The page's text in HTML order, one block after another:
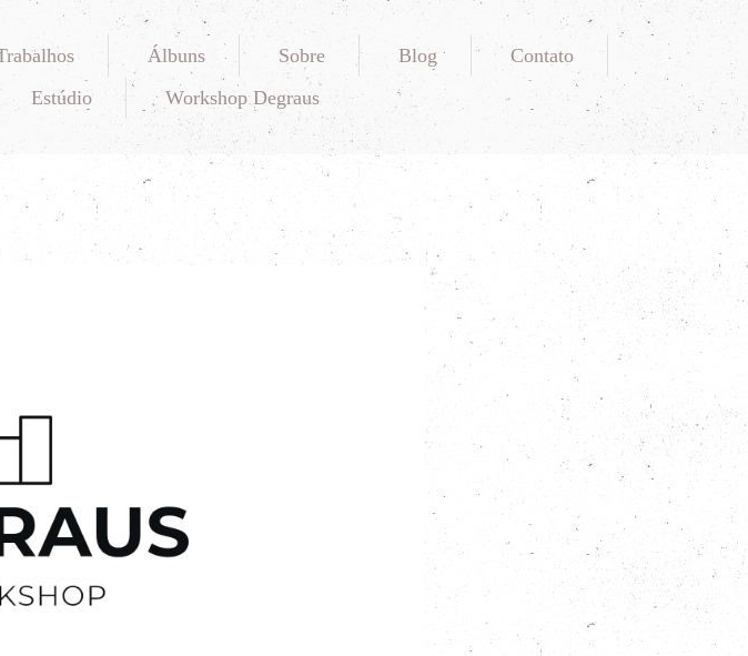
Álbuns Sobre Blog
Contato
Estúdio
Workshop Degraus